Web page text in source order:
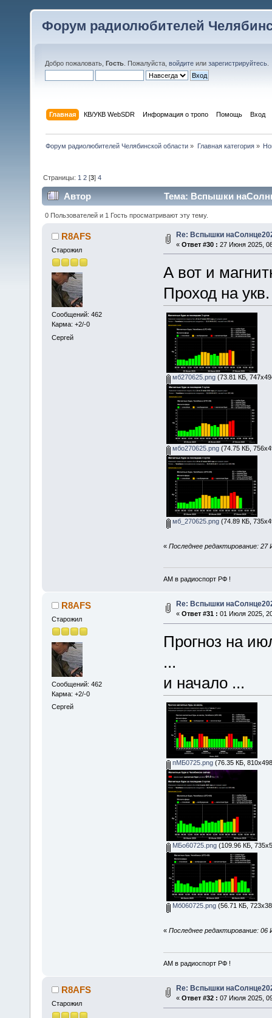
Форум радиолюбителей
Добро пожаловать, Гость . Пожалуйста, войдите или зарегистрируйтесь
Главная КВ/УКВ WebSDR Информация о тропо Помощь Вход
Форум радиолюбителей Челябинской области » Главная категория»
Страницы: 1 2 [3]4
Автор Тема: Вспышки
0 Пользователей и 1 Гость просматривают эту тему.
R8AFS
Старожил
Сообщений: 462
Карма: +2/-0
Сергей
Re: Вспышки
« Ответ #30 : 27 Июня 2025,
А вот и
Проход на укв.
мб270625.png(73.81 КБ,
мбо270625.png(74.75 КБ,
мб_270625.png(74.89 КБ,
« Последнее редактирование: 27
АМ в радиоспорт РФ !
R8AFS
Старожил
Сообщений: 462
Карма: +2/-0
Сергей
Re: Вспышки
« Ответ #31 : 01 Июля 2025,
Прогноз на
...
и начало ...
пМБ0725.png(76.35 КБ,
МБо60725.png(109.96 КБ,
Мб060725.png(56.71 КБ,
« Последнее редактирование: 06
АМ в радиоспорт РФ !
R8AFS
Старожил
Re: Вспышки
« Ответ #32 : 07 Июля 2025,